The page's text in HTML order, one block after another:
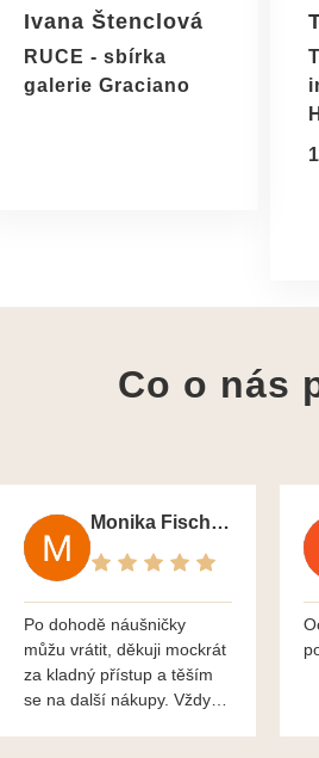
Ivana Štenclová
RUCE - sbírka
galerie Graciano
Co o nás
Monika Fischerova
Po dohodě náušničky
můžu vrátit, děkuji mockrát
za kladný přístup a těším
se na další nákupy. Vždy